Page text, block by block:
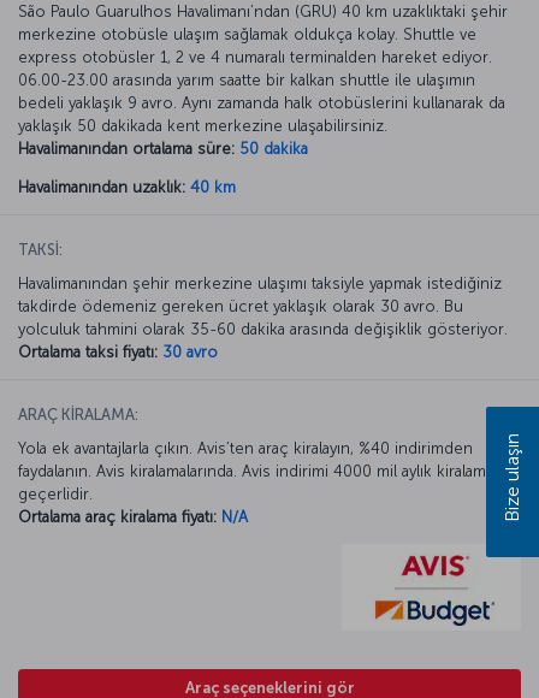
São Paulo Guarulhos Havalimanı’ndan (GRU) 40 km uzaklıktaki şehir
merkezine otobüsle ulaşım sağlamak oldukça kolay. Shuttle ve
express otobüsler 1, 2 ve 4 numaralı terminalden hareket ediyor.
06.00-23.00 arasında yarım saatte bir kalkan shuttle ile ulaşımın
bedeli yaklaşık 9 avro. Aynı zamanda halk otobüslerini kullanarak da
yaklaşık 50 dakikada kent merkezine ulaşabilirsiniz.
Havalimanından ortalama süre: 50 dakika
Havalimanından uzaklık: 40 km
TAKSİ:
Havalimanından şehir merkezine ulaşımı taksiyle yapmak istediğiniz
takdirde ödemeniz gereken ücret yaklaşık olarak 30 avro. Bu
yolculuk tahmini olarak 35-60 dakika arasında değişiklik gösteriyor.
Ortalama taksi fiyatı: 30 avro
ARAÇ KİRALAMA:
Yola ek avantajlarla çıkın. Avis’ten araç kiralayın, %40 indirimden
faydalanın. Avis kiralamalarında. Avis indirimi 4000 mil aylık kiralamada
geçerlidir.
Ortalama araç kiralama fiyatı: N/A
Araç seçeneklerini gör
Bize ulaşın